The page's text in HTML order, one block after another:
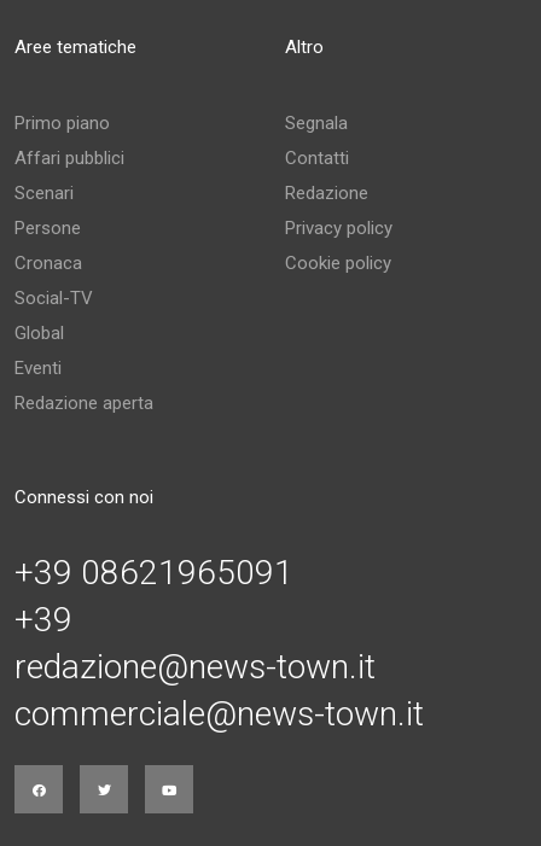
Aree tematiche
Primo piano
Affari pubblici
Scenari
Persone
Cronaca
Social-TV
Global
Eventi
Redazione aperta
Altro
Segnala
Contatti
Redazione
Privacy policy
Cookie policy
Connessi con noi
+39 08621965091
+39
redazione@news-town.it
commerciale@news-town.it